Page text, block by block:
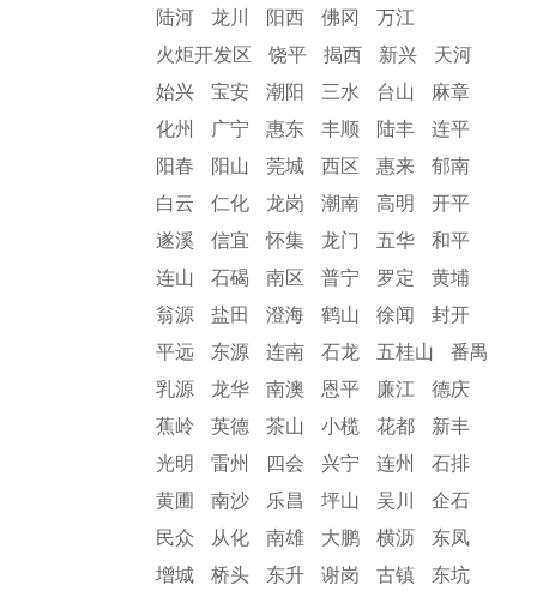
陆河
龙川 阳西 佛冈
万江
火炬开发区
饶平 揭西 新兴
天河
始兴
宝安 潮阳 三水 台山
麻章
化州
广宁 惠东 丰顺 陆丰
连平
阳春
阳山 莞城 西区 惠来
郁南
白云
仁化 龙岗 潮南 高明
开平
遂溪
信宜 怀集 龙门 五华
和平
连山
石碣 南区 普宁 罗定
黄埔
翁源
盐田 澄海 鹤山 徐闻
封开
平远
东源 连南 石龙 五桂山
番禺
乳源
龙华 南澳 恩平 廉江
德庆
蕉岭
英德 茶山 小榄 花都
新丰
光明
雷州 四会 兴宁 连州
石排
黄圃
南沙 乐昌 坪山 吴川
企石
民众
从化 南雄 大鹏 横沥
东凤
增城
桥头 东升 谢岗 古镇
东坑